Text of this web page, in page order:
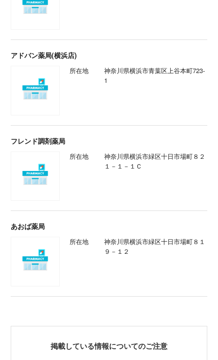
アドバン薬局(横浜店)
所在地
神奈川県横浜市青葉区上谷本町723-
1
フレンド調剤薬局
所在地
神奈川県横浜市緑区十日市場町８２
１－１－１Ｃ
あおば薬局
所在地
神奈川県横浜市緑区十日市場町８１
９－１２
掲載している情報についてのご注意